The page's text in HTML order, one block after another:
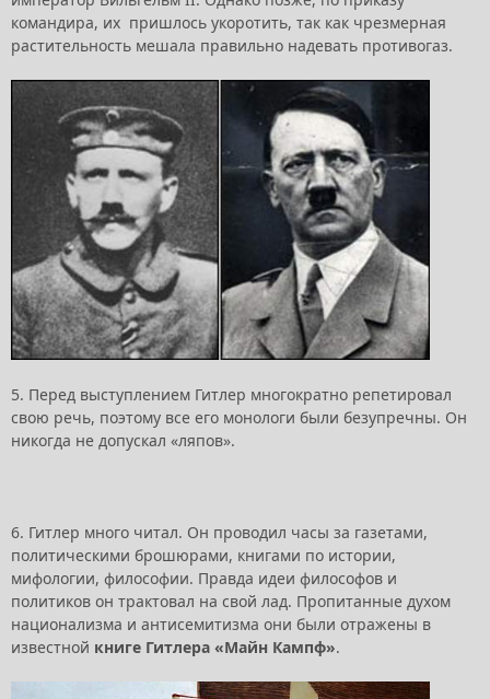
командира, их пришлось укоротить, так как чрезмерная
растительность мешала правильно надевать противогаз.
5. Перед выступлением Гитлер многократно репетировал
свою речь, поэтому все его монологи были безупречны. Он
никогда не допускал «ляпов».
6. Гитлер много читал. Он проводил часы за газетами,
политическими брошюрами, книгами по истории,
мифологии, философии. Правда идеи философов и
политиков он трактовал на свой лад. Пропитанные духом
национализма и антисемитизма они были отражены в
известной книге Гитлера «Майн Кампф».